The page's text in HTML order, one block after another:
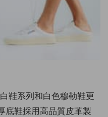
鞋系列和白色穆勒鞋更
底鞋採用高品質皮革製